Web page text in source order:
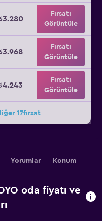
Fırsatı
Görüntüle
Fırsatı
Görüntüle
Fırsatı
Görüntüle
17fırsat
Yorumlar Konum
oda fiyatı ve